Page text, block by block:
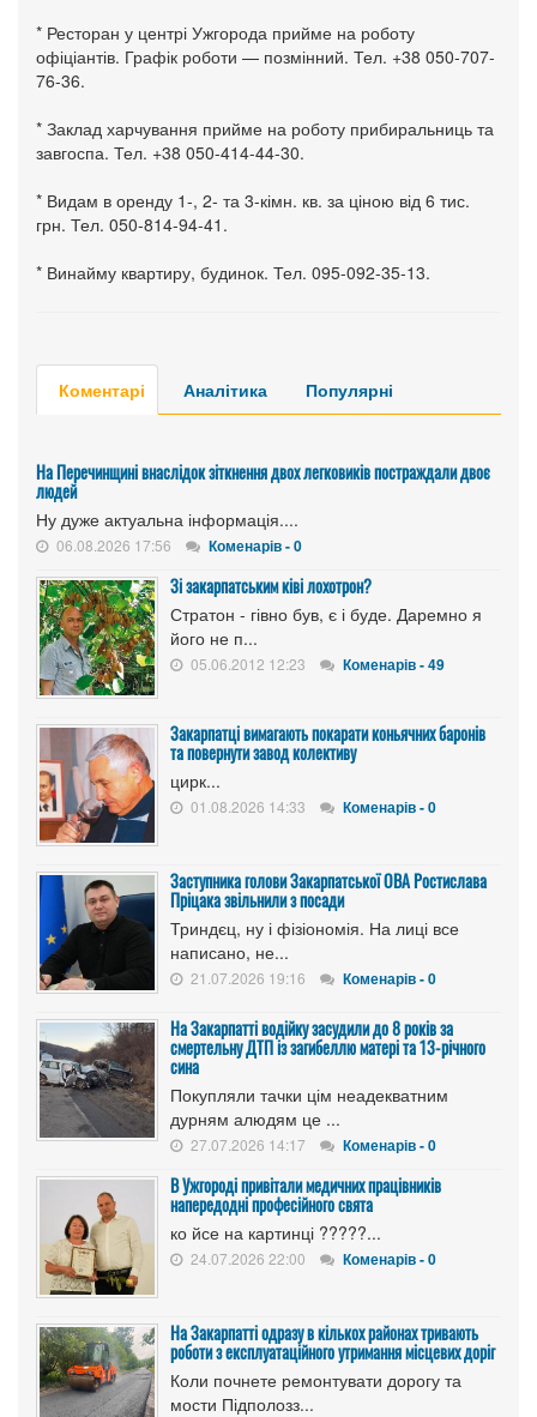
* Ресторан у центрі Ужгорода прийме на роботу
офіціантів. Графік роботи — позмінний. Тел. +38 050-707-
76-36.
* Заклад харчування прийме на роботу прибиральниць та
завгоспа. Тел. +38 050-414-44-30.
* Видам в оренду 1-, 2- та 3-кімн. кв. за ціною від 6 тис.
грн. Тел. 050-814-94-41.
* Винайму квартиру, будинок. Тел. 095-092-35-13.
Коментарі Аналітика Популярні
На Перечинщині внаслідок зіткнення двох легковиків постраждали двоє
людей
Ну дуже актуальна інформація....
06.08.2026 17:56 Коменарів - 0
Зі закарпатським ківі лохотрон?
Стратон - гівно був, є і буде. Даремно я
його не п...
05.06.2012 12:23 Коменарів - 49
Закарпатці вимагають покарати коньячних баронів
та повернути завод колективу
цирк...
01.08.2026 14:33 Коменарів - 0
Заступника голови Закарпатської ОВА Ростислава
Пріцака звільнили з посади
Триндєц, ну і фізіономія. На лиці все
написано, не...
21.07.2026 19:16 Коменарів - 0
На Закарпатті водійку засудили до 8 років за
смертельну ДТП із загибеллю матері та 13-річного
сина
Покупляли тачки цім неадекватним
дурням алюдям це ...
27.07.2026 14:17 Коменарів - 0
В Ужгороді привітали медичних працівників
напередодні професійного свята
ко йсе на картинці ?????...
24.07.2026 22:00 Коменарів - 0
На Закарпатті одразу в кількох районах тривають
роботи з експлуатаційного утримання місцевих доріг
Коли почнете ремонтувати дорогу та
мости Підполозз...